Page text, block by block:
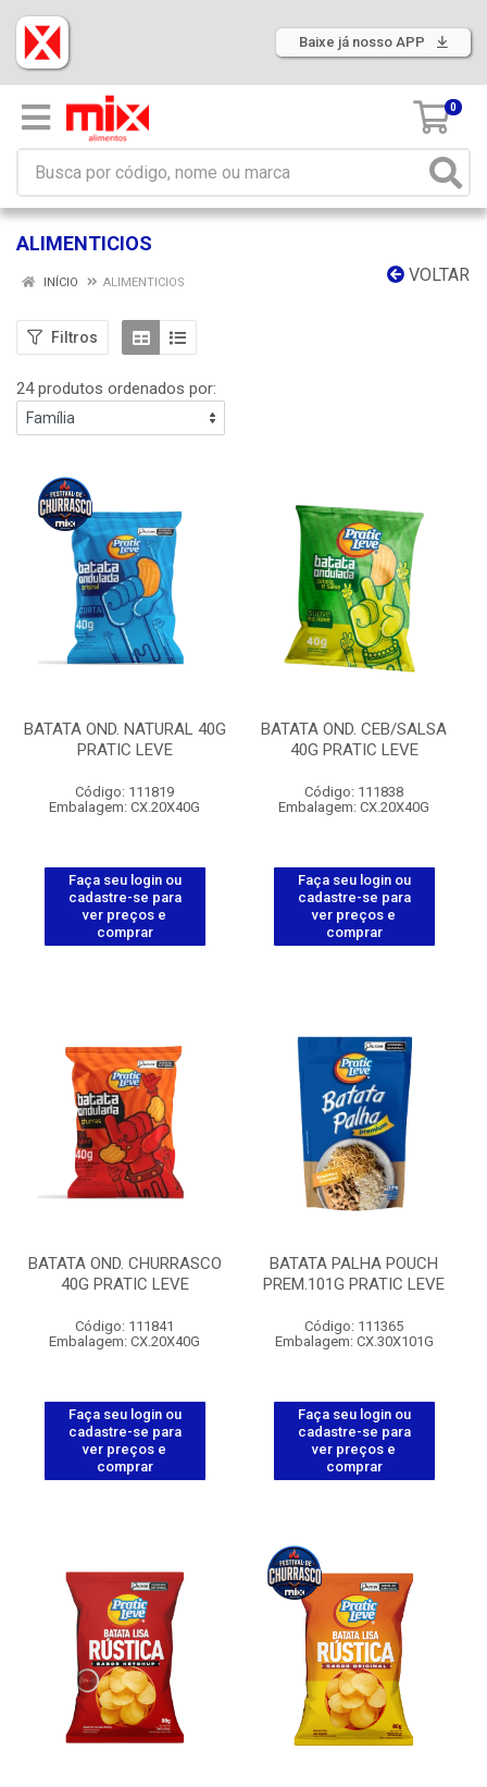
Baixe já nosso APP
0
ALIMENTICIOS
VOLTAR
INÍCIO ALIMENTICIOS
Filtros
24 produtos ordenados por:
BATATA OND. NATURAL 40G
PRATIC LEVE
Código: 111819
Embalagem: CX.20X40G
Faça seu login ou
cadastre-se para
ver preços e
comprar
BATATA OND. CEB/SALSA
40G PRATIC LEVE
Código: 111838
Embalagem: CX.20X40G
Faça seu login ou
cadastre-se para
ver preços e
comprar
BATATA OND. CHURRASCO
40G PRATIC LEVE
Código: 111841
Embalagem: CX.20X40G
Faça seu login ou
cadastre-se para
ver preços e
comprar
BATATA PALHA POUCH
PREM.101G PRATIC LEVE
Código: 111365
Embalagem: CX.30X101G
Faça seu login ou
cadastre-se para
ver preços e
comprar